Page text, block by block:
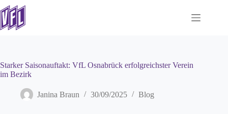
Zum
Inhalt
springen
Starker Saisonauftakt: VfL Osnabrück erfolgreichster Verein
im Bezirk
Janina Braun 30/09/2025 Blog